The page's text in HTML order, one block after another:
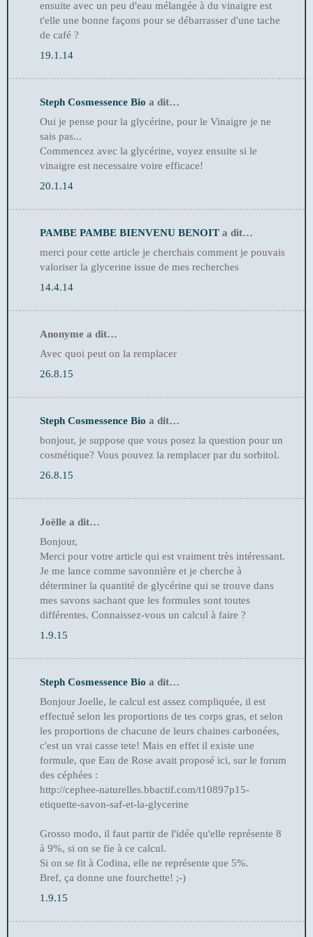
ensuite avec un peu d'eau mélangée à du vinaigre est
t'elle une bonne façons pour se débarrasser d'une tache
de café ?
19.1.14
Steph Cosmessence Bio a dit…
Oui je pense pour la glycérine, pour le Vinaigre je ne
sais pas...
Commencez avec la glycérine, voyez ensuite si le
vinaigre est necessaire voire efficace!
20.1.14
PAMBE PAMBE BIENVENU BENOIT a dit…
merci pour cette article je cherchais comment je pouvais
valoriser la glycerine issue de mes recherches
14.4.14
Anonyme a dit…
Avec quoi peut on la remplacer
26.8.15
Steph Cosmessence Bio a dit…
bonjour, je suppose que vous posez la question pour un
cosmétique? Vous pouvez la remplacer par du sorbitol.
26.8.15
Joëlle a dit…
Bonjour,
Merci pour votre article qui est vraiment très intéressant.
Je me lance comme savonnière et je cherche à
déterminer la quantité de glycérine qui se trouve dans
mes savons sachant que les formules sont toutes
différentes. Connaissez-vous un calcul à faire ?
1.9.15
Steph Cosmessence Bio a dit…
Bonjour Joelle, le calcul est assez compliquée, il est
effectué selon les proportions de tes corps gras, et selon
les proportions de chacune de leurs chaines carbonées,
c'est un vrai casse tete! Mais en effet il existe une
formule, que Eau de Rose avait proposé ici, sur le forum
des céphées :
http://cephee-naturelles.bbactif.com/t10897p15-
etiquette-savon-saf-et-la-glycerine
Grosso modo, il faut partir de l'idée qu'elle représente 8
à 9%, si on se fie à ce calcul.
Si on se fit à Codina, elle ne représente que 5%.
Bref, ça donne une fourchette! ;-)
1.9.15